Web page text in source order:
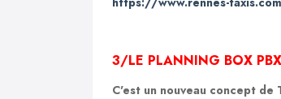
3/LE PLANNING BOX PBX
C'est un nouveau concept